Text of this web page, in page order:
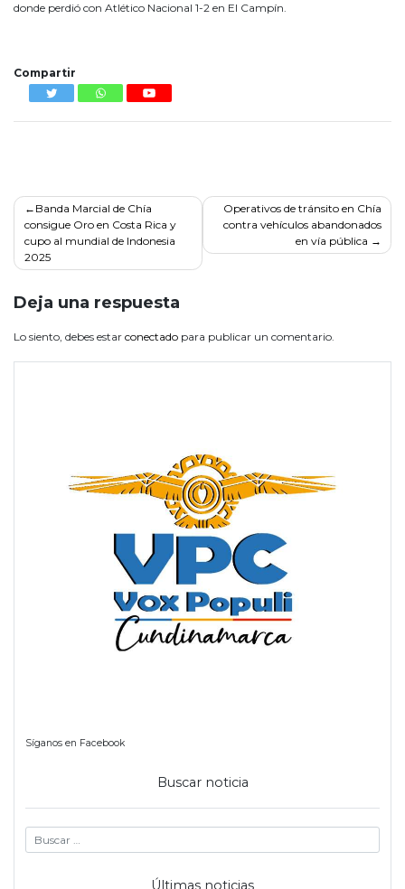
donde perdió con Atlético Nacional 1-2 en El Campín.
Compartir
Navegación
de
entradas
Banda Marcial de Chía
consigue Oro en Costa Rica y
cupo al mundial de Indonesia
2025
Operativos de tránsito en Chía
contra vehículos abandonados
en vía pública
Deja una respuesta
Lo siento, debes estar conectado para publicar un comentario.
Síganos en Facebook
Buscar noticia
Últimas noticias